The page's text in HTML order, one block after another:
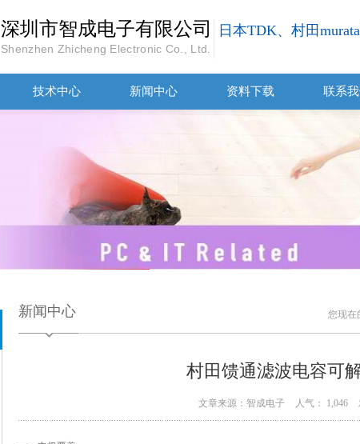
深圳市智成电子有限公司
Shenzhen Zhicheng Electronic Co., Ltd.
日本TDK、村田
技术中心 新闻中心 资料下载 联系
新闻中心 您现在
村田馈通滤波电容可
文章来源：智成电子 人气： 1,046